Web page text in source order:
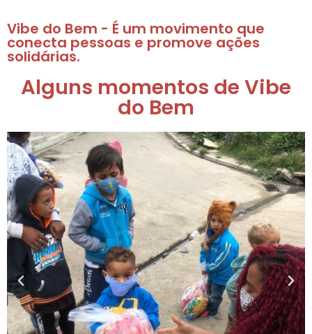
Vibe do Bem - É um movimento que
conecta pessoas e promove ações
solidárias.
Alguns momentos de Vibe
do Bem